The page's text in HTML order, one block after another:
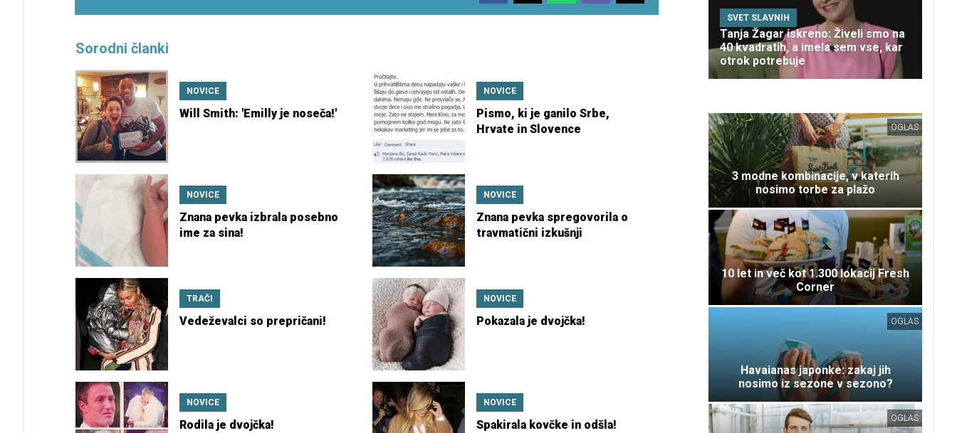
Sorodni članki
NOVICE
Will Smith: 'Emilly je noseča!'
NOVICE
Pismo, ki je ganilo Srbe,
Hrvate in Slovence
NOVICE
Znana pevka izbrala posebno
ime za sina!
NOVICE
Znana pevka spregovorila o
travmatični izkušnji
TRAČI
Vedeževalci so prepričani!
NOVICE
Pokazala je dvojčka!
NOVICE
Rodila je dvojčka!
NOVICE
Spakirala kovčke in odšla!
SVET SLAVNIH
Tanja Žagar iskreno: Živeli smo na
40 kvadratih, a imela sem vse, kar
otrok potrebuje
OGLAS
3 modne kombinacije, v katerih
nosimo torbe za plažo
10 let in več kot 1.300 lokacij Fresh
Corner
OGLAS
Havaianas japonke: zakaj jih
nosimo iz sezone v sezono?
OGLAS